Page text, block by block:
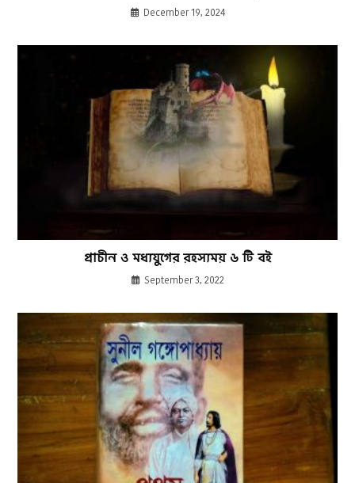
December 19, 2024
প্রাচীন ও মধ্যযুগের রহস্যময় ৬ টি বই
September 3, 2022